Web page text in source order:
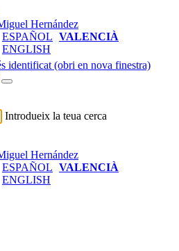
ESPAÑOL VALENCIÀ
ENGLISH
identificat (obri en nova finestra)
Introdueix la teua cerca
ESPAÑOL VALENCIÀ
ENGLISH